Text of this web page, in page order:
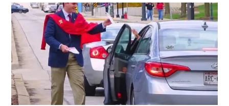
Transcendente
Da
Missa
Tridentina